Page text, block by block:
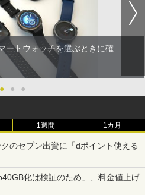
ートウォッチを選ぶときに確
● ● ●
1週間 1カ月
のセブン出資に「dポイント使える
化は検証のため」、料金値上げ